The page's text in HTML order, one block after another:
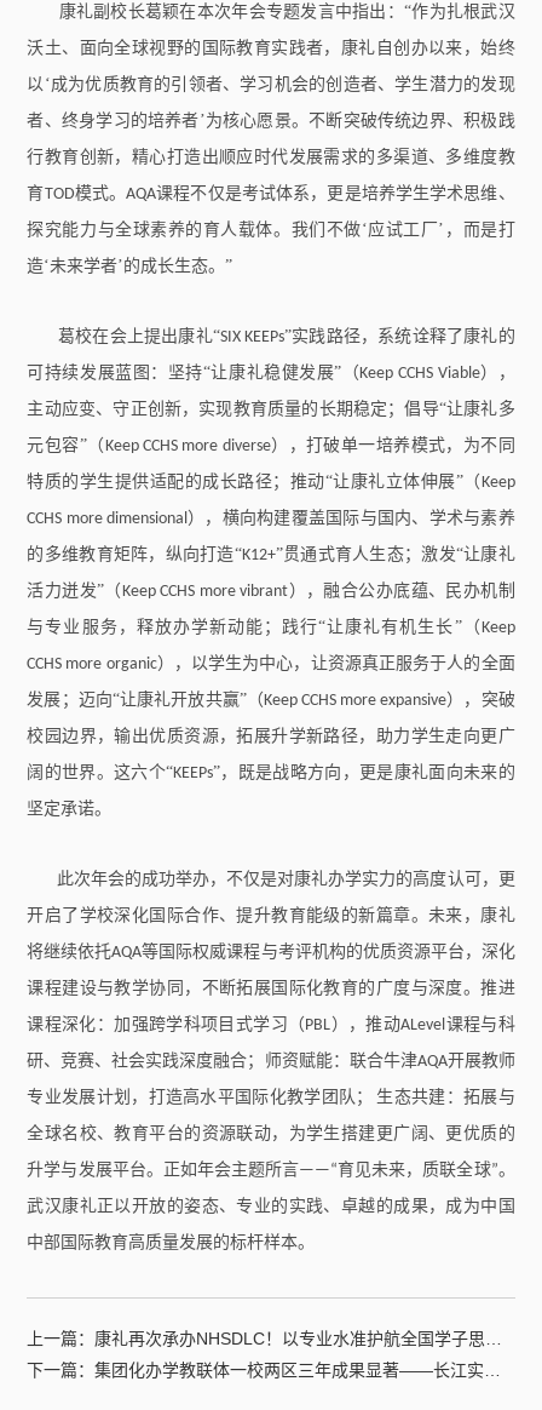
康礼副校长葛颖在本次年会专题发言中指出：“作为扎根武汉
沃土、面向全球视野的国际教育实践者，康礼自创办以来，始终
以‘成为优质教育的引领者、学习机会的创造者、学生潜力的发现
者、终身学习的培养者’为核心愿景。不断突破传统边界、积极践
行教育创新，精心打造出顺应时代发展需求的多渠道、多维度教
育TOD模式。AQA课程不仅是考试体系，更是培养学生学术思维、
探究能力与全球素养的育人载体。我们不做‘应试工厂’，而是打
造‘未来学者’的成长生态。”
葛校在会上提出康礼“SIX KEEPs”实践路径，系统诠释了康礼的
可持续发展蓝图：坚持“让康礼稳健发展”（Keep CCHS Viable），
主动应变、守正创新，实现教育质量的长期稳定；倡导“让康礼多
元包容”（Keep CCHS more diverse），打破单一培养模式，为不同
特质的学生提供适配的成长路径；推动“让康礼立体伸展”（Keep
CCHS more dimensional ），横向构建覆盖国际与国内、学术与素养
的多维教育矩阵，纵向打造“K12+”贯通式育人生态；激发“让康礼
活力迸发”（Keep CCHS more vibrant），融合公办底蕴、民办机制
与专业服务，释放办学新动能；践行“让康礼有机生长”（Keep
CCHS more organic），以学生为中心，让资源真正服务于人的全面
发展；迈向“让康礼开放共赢”（Keep CCHS more expansive），突破
校园边界，输出优质资源，拓展升学新路径，助力学生走向更广
阔的世界。这六个“KEEPs”，既是战略方向，更是康礼面向未来的
坚定承诺。
此次年会的成功举办，不仅是对康礼办学实力的高度认可，更
开启了学校深化国际合作、提升教育能级的新篇章。未来，康礼
将继续依托AQA等国际权威课程与考评机构的优质资源平台，深化
课程建设与教学协同，不断拓展国际化教育的广度与深度。推进
课程深化：加强跨学科项目式学习（PBL），推动ALevel课程与科
研、竞赛、社会实践深度融合；师资赋能：联合牛津AQA开展教师
专业发展计划，打造高水平国际化教学团队； 生态共建：拓展与
全球名校、教育平台的资源联动，为学生搭建更广阔、更优质的
升学与发展平台。正如年会主题所言——“育见未来，质联全球”。
武汉康礼正以开放的姿态、专业的实践、卓越的成果，成为中国
中部国际教育高质量发展的标杆样本。
上一篇： 康礼再次承办NHSDLC！以专业水准护航全国学子思辨之旅！
下一篇：集团化办学教联体一校两区三年成果显著——长江实验学校初中部康礼校区多次在各区联考中取得优异成绩